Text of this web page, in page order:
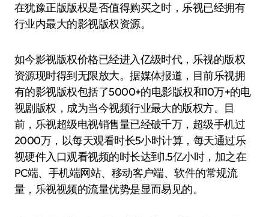
在犹豫正版版权是否值得购买之时，乐视已经拥有
行业内最大的影视版权资源。
如今影视版权价格已经进入亿级时代，乐视的版权
资源现时得到无限放大。据媒体报道，目前乐视拥
有的影视版权包括了5000+的电影版权和10万+的电
视剧版权，成为当今视频行业最大的版权方。目
前，乐视超级电视销售量已经破千万，超级手机过
2000万，以每天观看时长5小时计算，每天通过乐
视硬件入口观看视频的时长达到1.5亿小时，加之在
PC端、手机端网站、移动客户端、软件的常规流
量，乐视视频的流量优势是显而易见的。